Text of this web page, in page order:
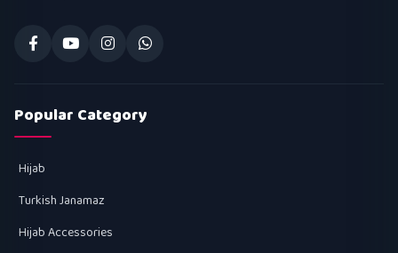
Popular Category
Hijab
Turkish Janamaz
Hijab Accessories